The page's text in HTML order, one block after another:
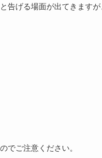
告げる場面が出てきます
でご注意ください。